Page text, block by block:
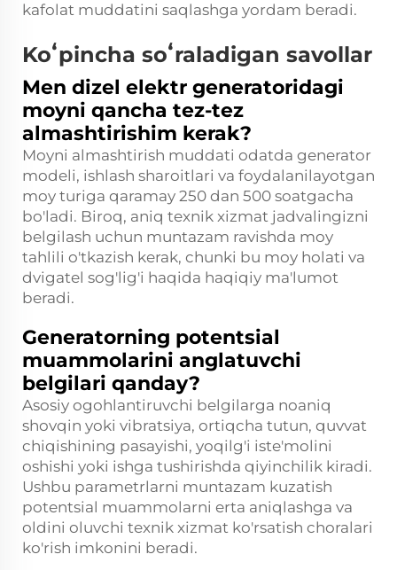
kafolat muddatini saqlashga yordam beradi.
Koʻpincha soʻraladigan savollar
Men dizel elektr generatoridagi
moyni qancha tez-tez
almashtirishim kerak?
Moyni almashtirish muddati odatda generator
modeli, ishlash sharoitlari va foydalanilayotgan
moy turiga qaramay 250 dan 500 soatgacha
bo'ladi. Biroq, aniq texnik xizmat jadvalingizni
belgilash uchun muntazam ravishda moy
tahlili o'tkazish kerak, chunki bu moy holati va
dvigatel sog'lig'i haqida haqiqiy ma'lumot
beradi.
Generatorning potentsial
muammolarini anglatuvchi
belgilari qanday?
Asosiy ogohlantiruvchi belgilarga noaniq
shovqin yoki vibratsiya, ortiqcha tutun, quvvat
chiqishining pasayishi, yoqilg'i iste'molini
oshishi yoki ishga tushirishda qiyinchilik kiradi.
Ushbu parametrlarni muntazam kuzatish
potentsial muammolarni erta aniqlashga va
oldini oluvchi texnik xizmat ko'rsatish choralari
ko'rish imkonini beradi.